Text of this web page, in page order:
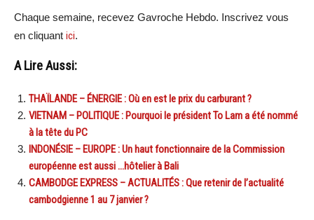
Chaque semaine, recevez Gavroche Hebdo. Inscrivez vous
en cliquant ici.
A Lire Aussi:
THAÏLANDE – ÉNERGIE : Où en est le prix du carburant ?
VIETNAM – POLITIQUE : Pourquoi le président To Lam a été nommé
à la tête du PC
INDONÉSIE – EUROPE : Un haut fonctionnaire de la Commission
européenne est aussi …hôtelier à Bali
CAMBODGE EXPRESS – ACTUALITÉS : Que retenir de l’actualité
cambodgienne 1 au 7 janvier ?